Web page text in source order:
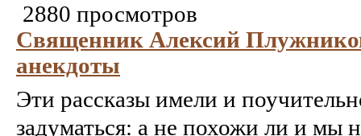
2880 просмотров
Священник Алексий
анекдоты
Эти рассказы имели и
задуматься: а не похожи ли и мы